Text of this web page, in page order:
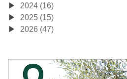
2024 (16)
2025 (15)
2026 (47)